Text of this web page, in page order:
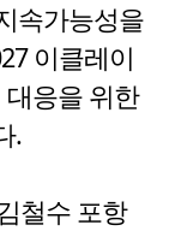
속가능성을
이클레이
응을 위한
.
철수 포항